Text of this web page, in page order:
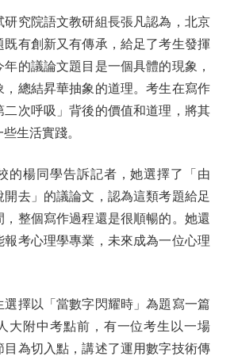
究院語文教研組長張凡認為，北京
既有創新又有傳承，給足了考生發揮
的議論文題目是一個具體的現象，
，總結昇華抽象的道理。考生在寫作
二次呼吸」背後的價值和道理，將其
生活實踐。
楊同學告訴記者，她選擇了「由
開去」的議論文，認為這類考題給足
，整個寫作過程還是很順暢的。她還
報考心理學專業，未來成為一位心理
擇以「當數字閃耀時」為題寫一篇
大附中考點前，有一位考生以一場
目為切入點，講述了運用數字技術傳